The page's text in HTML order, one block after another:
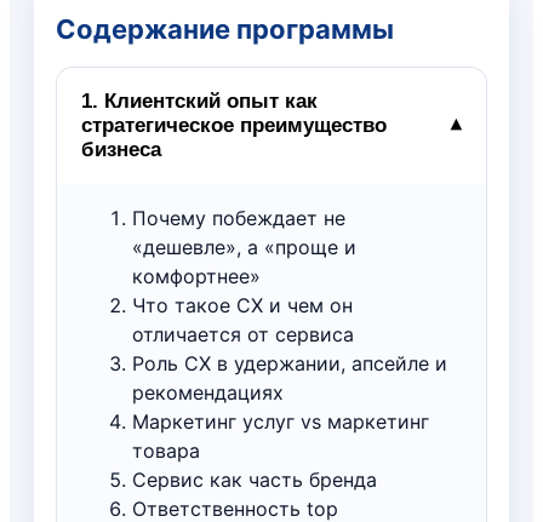
Содержание программы
1. Клиентский опыт как
стратегическое преимущество
бизнеса
▾
Почему побеждает не
«дешевле», а «проще и
комфортнее»
Что такое CX и чем он
отличается от сервиса
Роль CX в удержании, апсейле и
рекомендациях
Маркетинг услуг vs маркетинг
товара
Сервис как часть бренда
Ответственность top